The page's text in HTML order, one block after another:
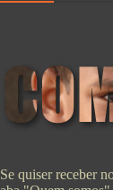
Se quiser receber